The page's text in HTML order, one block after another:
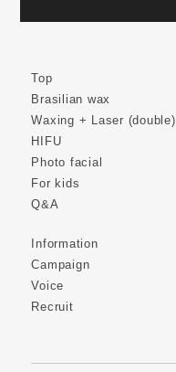
Top
Brasilian wax
Waxing + Laser (double)
HIFU
Photo facial
For kids
Q&A
Information
Campaign
Voice
Recruit